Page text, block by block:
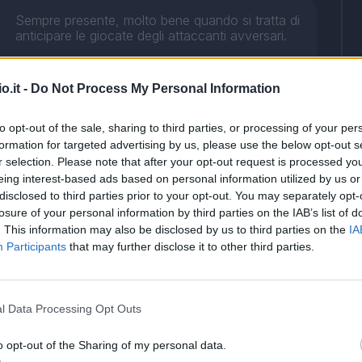
- Do Not Process My Personal Information
opt-out of the sale, sharing to third parties, or processing of your
for targeted advertising by us, please use the below opt-out
selection. Please note that after your opt-out request is processed
interest-based ads based on personal information utilized by us
to third parties prior to your opt-out. You may separately
of your personal information by third parties on the IAB’s list of
This information may also be disclosed by us to third parties on the
Participants that may further disclose it to other third parties.
Data Processing Opt Outs
opt-out of the Sharing of my personal data.
Sempre presente, molto bene quando si tratta di
anticipare le giocate degli attaccanti avversari.
Pronti, via ed ecco il gol. Il decimo in Serie A,
stavolta da trequartista. E' la stagione della sua
consacrazione e i fantallenatori godono...